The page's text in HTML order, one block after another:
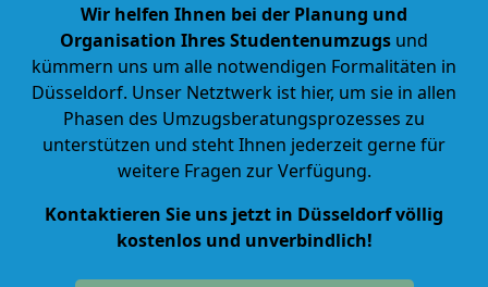
Wir helfen Ihnen bei der Planung und
Organisation Ihres Studentenumzugs und
kümmern uns um alle notwendigen Formalitäten in
Düsseldorf. Unser Netztwerk ist hier, um sie in allen
Phasen des Umzugsberatungsprozesses zu
unterstützen und steht Ihnen jederzeit gerne für
weitere Fragen zur Verfügung.
Kontaktieren Sie uns jetzt in Düsseldorf völlig
kostenlos und unverbindlich!